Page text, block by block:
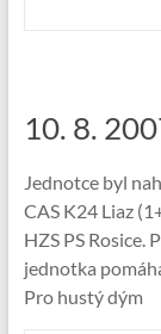
10. 8.
Jednotce byl
CAS K24 Liaz
HZS PS Rosice.
jednotka
Pro hustý dým